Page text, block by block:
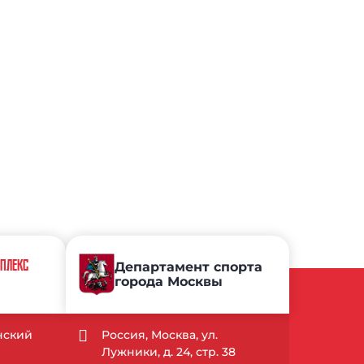
Департамент спорта
города Москвы
Россия, Москва, ул.
Лужники, д. 24, стр. 38